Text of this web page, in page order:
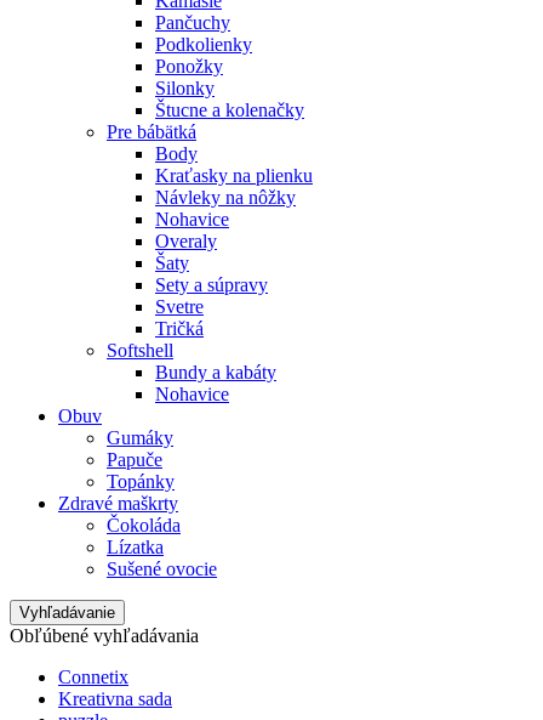
Pančuchy
Podkolienky
Ponožky
Silonky
Štucne a kolenačky
Pre bábätká
Body
Kraťasky na plienku
Návleky na nôžky
Nohavice
Overaly
Šaty
Sety a súpravy
Svetre
Tričká
Softshell
Bundy a kabáty
Nohavice
Obuv
Gumáky
Papuče
Topánky
Zdravé maškrty
Čokoláda
Lízatka
Sušené ovocie
Vyhľadávanie
Obľúbené vyhľadávania
Connetix
Kreativna sada